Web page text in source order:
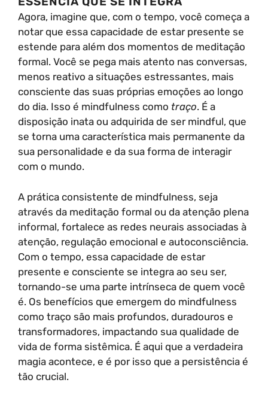
Agora, imagine que, com o tempo, você começa a
notar que essa capacidade de estar presente se
estende para além dos momentos de meditação
formal. Você se pega mais atento nas conversas,
menos reativo a situações estressantes, mais
consciente das suas próprias emoções ao longo
do dia. Isso é mindfulness como traço. É a
disposição inata ou adquirida de ser mindful, que
se torna uma característica mais permanente da
sua personalidade e da sua forma de interagir
com o mundo.
A prática consistente de mindfulness, seja
através da meditação formal ou da atenção plena
informal, fortalece as redes neurais associadas à
atenção, regulação emocional e autoconsciência.
Com o tempo, essa capacidade de estar
presente e consciente se integra ao seu ser,
tornando-se uma parte intrínseca de quem você
é. Os benefícios que emergem do mindfulness
como traço são mais profundos, duradouros e
transformadores, impactando sua qualidade de
vida de forma sistêmica. É aqui que a verdadeira
magia acontece, e é por isso que a persistência é
tão crucial.